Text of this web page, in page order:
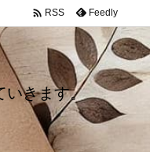
いきます。
 RSS Feedly